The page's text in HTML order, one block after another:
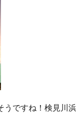
うですね！検見川